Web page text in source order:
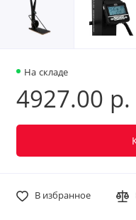
На складе
4927.00 р.
В избранное